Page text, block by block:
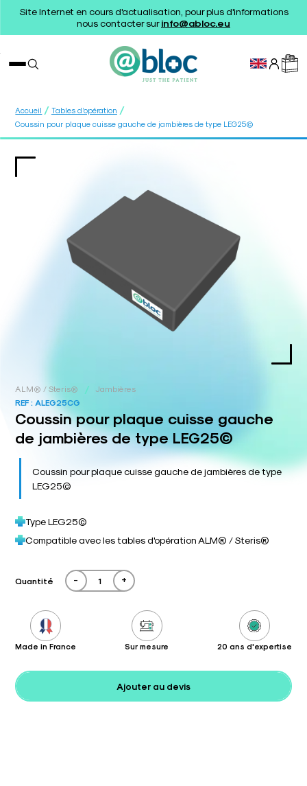
Site Internet en cours d'actualisation, pour plus d'informations
nous contacter surinfo@abloc.eu
Accueil / Tables d’opération /
Coussin pour plaque cuisse gauche de jambières de type LEG25©
ALM® / Steris® /
Jambières
REF : ALEG25CG
Coussin pour plaque cuisse gauche
de jambières de type LEG25©
Coussin pour plaque cuisse gauche de jambières de type
LEG25©
Type LEG25©
Compatible avec les tables d'opération ALM® / Steris®
Quantité - +
Made in France Sur mesure 20 ans d'expertise
Ajouter au devis